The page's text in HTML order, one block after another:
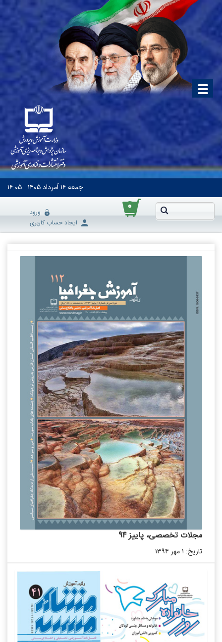
جمعه۱۶ اَمرداد ۱۴۰۵ ۱۶:۰۵
۰
ورود
ایجاد حساب کاربری
مجلات تخصصی، پاییز 94
تاریخ: ۱ مهر ۱۳۹۴